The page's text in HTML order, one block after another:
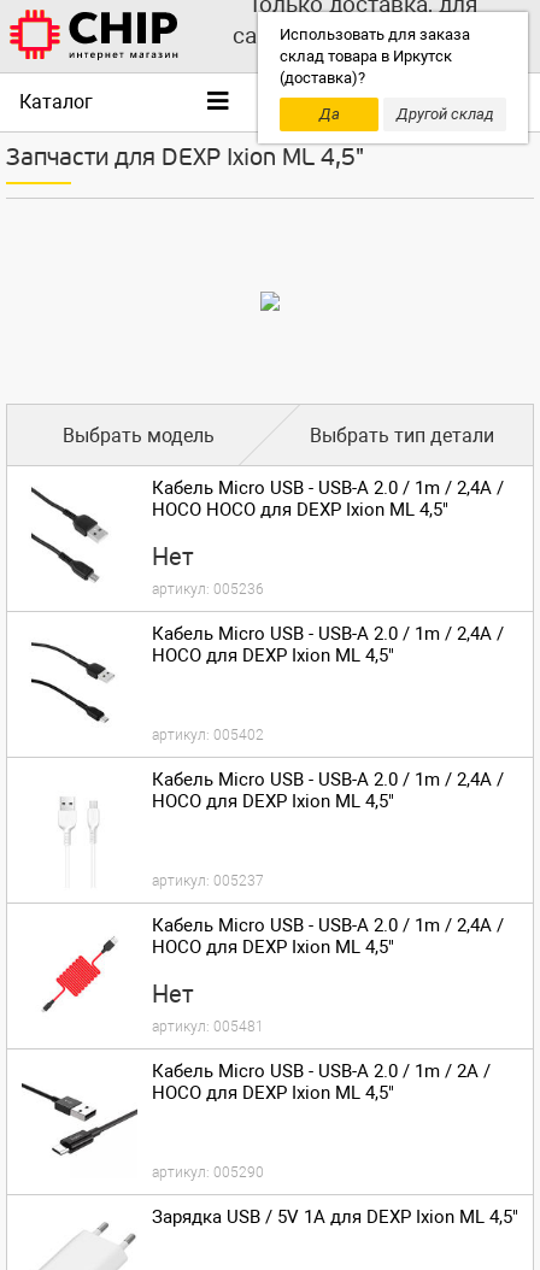
Использовать для заказа
склад товара в Иркутск
(доставка)?
Да
Другой склад
самовывоза выбирайте
другой склад!
Каталог
Запчасти для DEXP Ixion ML 4,5"
Выбрать модель Выбрать тип детали
Кабель Micro USB - USB-A 2.0 / 1m / 2,4A /
HOCO HOCO для DEXP Ixion ML 4,5"
Нет
артикул: 005236
Кабель Micro USB - USB-A 2.0 / 1m / 2,4A /
HOCO для DEXP Ixion ML 4,5"
артикул: 005402
Кабель Micro USB - USB-A 2.0 / 1m / 2,4A /
HOCO для DEXP Ixion ML 4,5"
артикул: 005237
Кабель Micro USB - USB-A 2.0 / 1m / 2,4A /
HOCO для DEXP Ixion ML 4,5"
Нет
артикул: 005481
Кабель Micro USB - USB-A 2.0 / 1m / 2A /
HOCO для DEXP Ixion ML 4,5"
артикул: 005290
Зарядка USB / 5V 1A для DEXP Ixion ML 4,5"